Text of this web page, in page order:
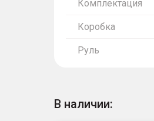
Комплектация
Коробка
Руль
В наличии: